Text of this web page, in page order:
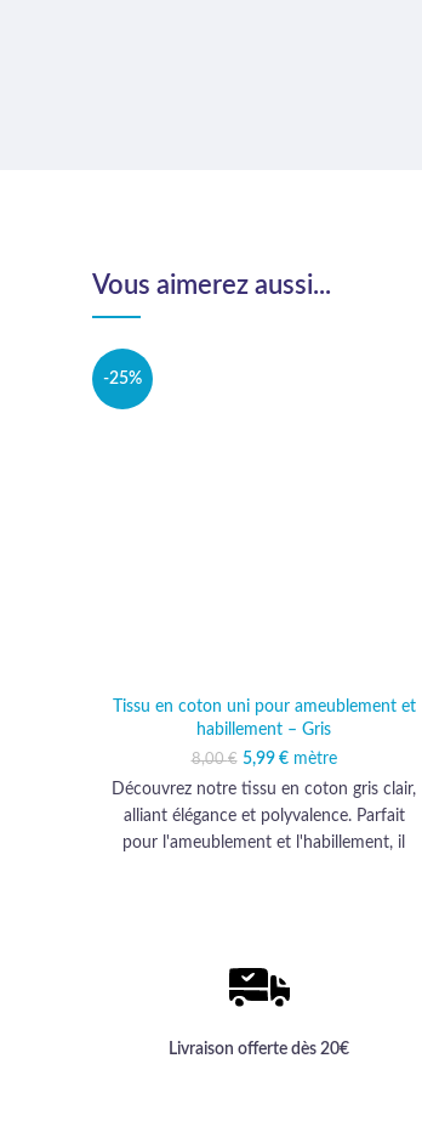
Vous aimerez aussi...
-25%
Tissu en coton uni pour ameublement et
habillement – Gris
8,00€
Le prix initial était :
8,00 €.
5,99 € Le prix actuel est :
5,99 €.
mètre
Découvrez notre tissu en coton gris clair,
alliant élégance et polyvalence. Parfait
pour l'ameublement et l'habillement, il
Livraison offerte dès 20€